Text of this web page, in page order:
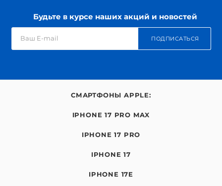
Будьте в курсе наших акций и новостей
ПОДПИСАТЬСЯ
СМАРТФОНЫ APPLE:
IPHONE 17 PRO MAX
IPHONE 17 PRO
IPHONE 17
IPHONE 17E